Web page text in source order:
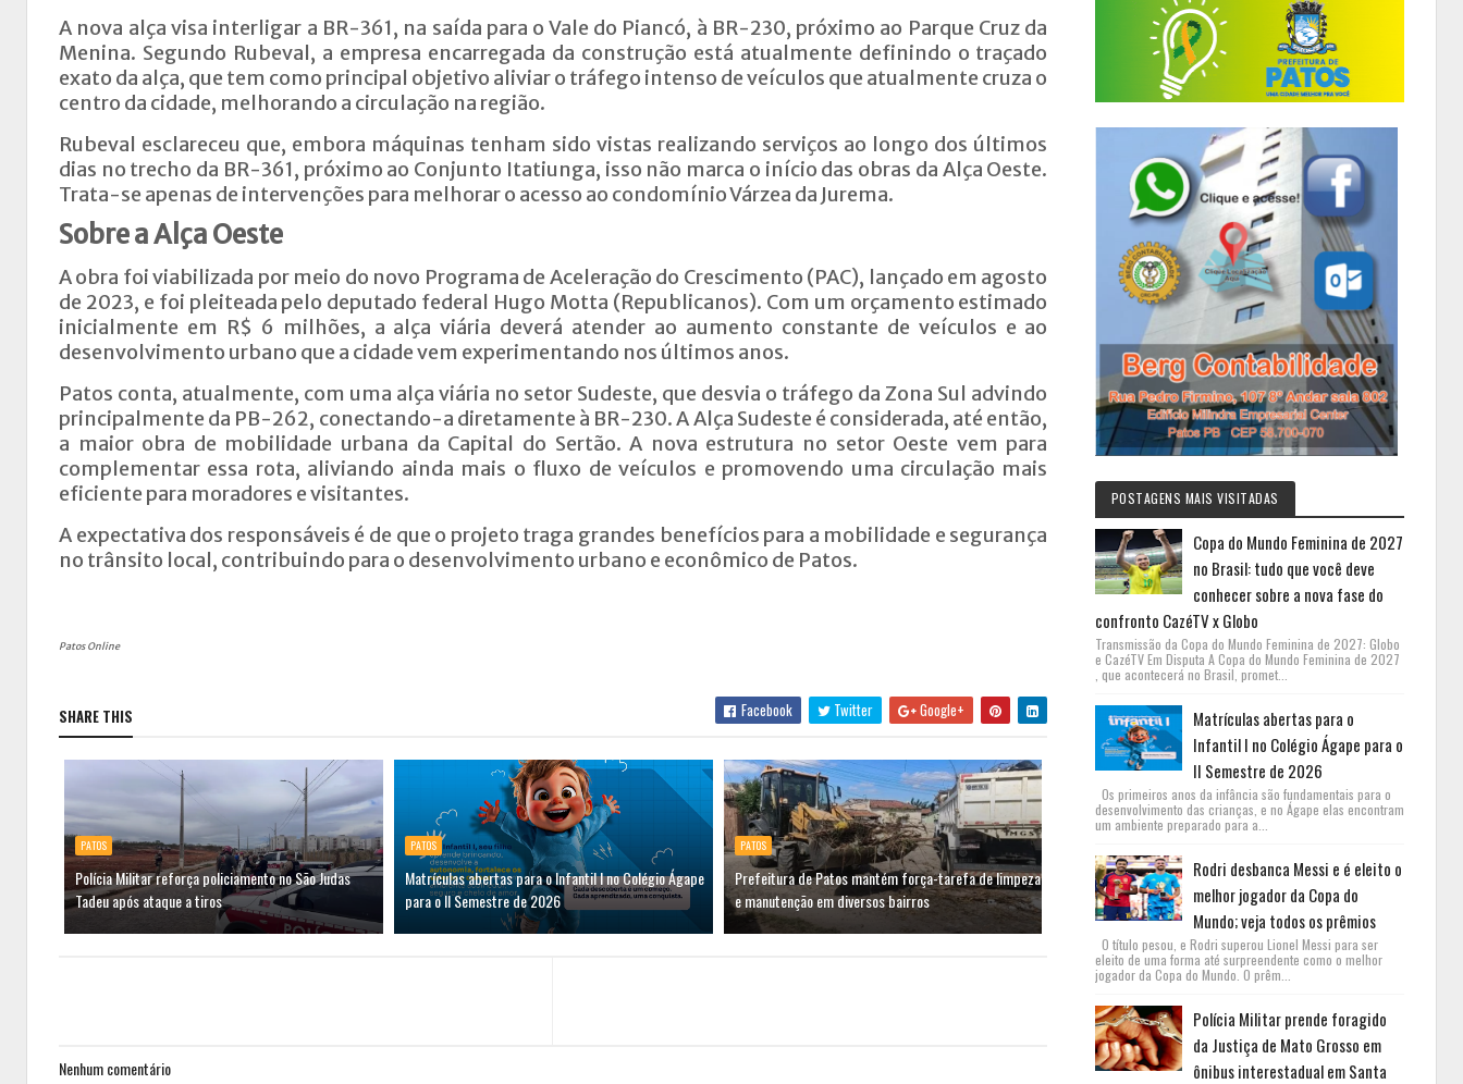
A nova alça visa interligar a BR-361, na saída para o Vale do Piancó, à BR-230, próximo ao Parque Cruz da
Menina. Segundo Rubeval, a empresa encarregada da construção está atualmente definindo o traçado
exato da alça, que tem como principal objetivo aliviar o tráfego intenso de veículos que atualmente cruza o
centro da cidade, melhorando a circulação na região.
Rubeval esclareceu que, embora máquinas tenham sido vistas realizando serviços ao longo dos últimos
dias no trecho da BR-361, próximo ao Conjunto Itatiunga, isso não marca o início das obras da Alça Oeste.
Trata-se apenas de intervenções para melhorar o acesso ao condomínio Várzea da Jurema.
Sobre a Alça Oeste
A obra foi viabilizada por meio do novo Programa de Aceleração do Crescimento (PAC), lançado em agosto
de 2023, e foi pleiteada pelo deputado federal Hugo Motta (Republicanos). Com um orçamento estimado
inicialmente em R$ 6 milhões, a alça viária deverá atender ao aumento constante de veículos e ao
desenvolvimento urbano que a cidade vem experimentando nos últimos anos.
Patos conta, atualmente, com uma alça viária no setor Sudeste, que desvia o tráfego da Zona Sul advindo
principalmente da PB-262, conectando-a diretamente à BR-230. A Alça Sudeste é considerada, até então,
a maior obra de mobilidade urbana da Capital do Sertão. A nova estrutura no setor Oeste vem para
complementar essa rota, aliviando ainda mais o fluxo de veículos e promovendo uma circulação mais
eficiente para moradores e visitantes.
A expectativa dos responsáveis é de que o projeto traga grandes benefícios para a mobilidade e segurança
no trânsito local, contribuindo para o desenvolvimento urbano e econômico de Patos.
Patos Online
SHARE THIS Facebook Twitter Google+
PATOS
Polícia Militar reforça policiamento no São Judas
Tadeu após ataque a tiros
PATOS
Matrículas abertas para o Infantil I no Colégio Ágape
para o II Semestre de 2026
PATOS
Prefeitura de Patos mantém força-tarefa de limpeza
e manutenção em diversos bairros
Nenhum comentário
POSTAGENS MAIS VISITADAS
Copa do Mundo Feminina de 2027
no Brasil: tudo que você deve
conhecer sobre a nova fase do
confronto CazéTV x Globo
Transmissão da Copa do Mundo Feminina de 2027: Globo
e CazéTV Em Disputa A Copa do Mundo Feminina de 2027
, que acontecerá no Brasil, promet...
Matrículas abertas para o
Infantil I no Colégio Ágape para o
II Semestre de 2026
Os primeiros anos da infância são fundamentais para o
desenvolvimento das crianças, e no Ágape elas encontram
um ambiente preparado para a...
Rodri desbanca Messi e é eleito o
melhor jogador da Copa do
Mundo; veja todos os prêmios
O título pesou, e Rodri superou Lionel Messi para ser
eleito de uma forma até surpreendente como o melhor
jogador da Copa do Mundo. O prêm...
Polícia Militar prende foragido
da Justiça de Mato Grosso em
ônibus interestadual em Santa